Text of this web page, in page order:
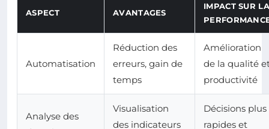
ASPECT AVANTAGES
IMPACT SUR LA
Automatisation
Réduction des
erreurs, gain de
temps
Amélioration
de la qualité
productivité
Analyse des
Visualisation
des indicateurs
Décisions plus
rapides et